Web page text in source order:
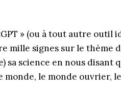
» (ou à tout autre outil
mille signes sur le thème
sa science en nous disant
monde, le monde ouvrier,